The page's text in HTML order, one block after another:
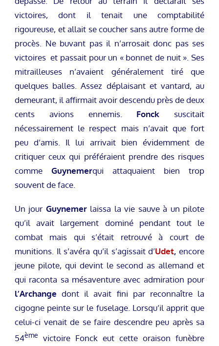
victoires, dont il tenait une comptabilité
rigoureuse, et allait se coucher sans autre forme de
procès. Ne buvant pas il n’arrosait donc pas ses
victoires et passait pour un « bonnet de nuit ». Ses
mitrailleuses n’avaient généralement tiré que
quelques balles. Assez déplaisant et vantard, au
demeurant, il affirmait avoir descendu près de deux
cents avions ennemis. Fonck suscitait
nécessairement le respect mais n’avait que fort
peu d’amis. Il lui arrivait bien évidemment de
critiquer ceux qui préféraient prendre des risques
comme Guynemerqui attaquaient bien trop
souvent de face.
Un jour Guynemerlaissa la vie sauve à un pilote
qu’il avait largement dominé pendant tout le
combat mais qui s’était retrouvé à court de
munitions. Il s’avéra qu’il s’agissait d’Udet, encore
jeune pilote, qui devint le second as allemand et
qui raconta sa mésaventure avec admiration pour
l’Archange dont il avait fini par reconnaître la
cigogne peinte sur le fuselage. Lorsqu’il apprit que
celui-ci venait de se faire descendre peu après sa
54ème
victoire Fonck eut cette oraison funèbre